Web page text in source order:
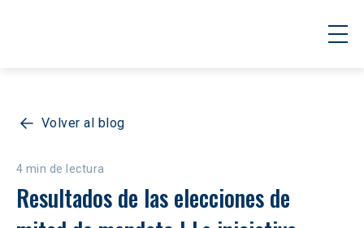
Volver al blog
4 min de lectura
Resultados de las elecciones de